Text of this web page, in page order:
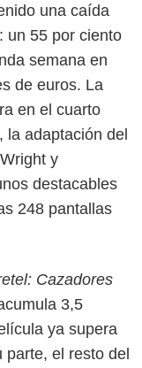
una caída
un 55 por ciento
semana en
de euros. La
en el cuarto
, la adaptación del
y
destacables
248 pantallas
Cazadores
3,5
ya supera
parte, el resto del